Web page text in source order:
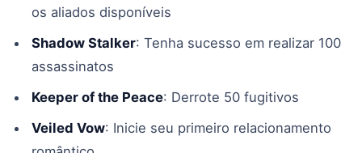
os aliados disponíveis
Shadow Stalker: Tenha sucesso em realizar 100
assassinatos
Keeper of the Peace: Derrote 50 fugitivos
Veiled Vow: Inicie seu primeiro relacionamento